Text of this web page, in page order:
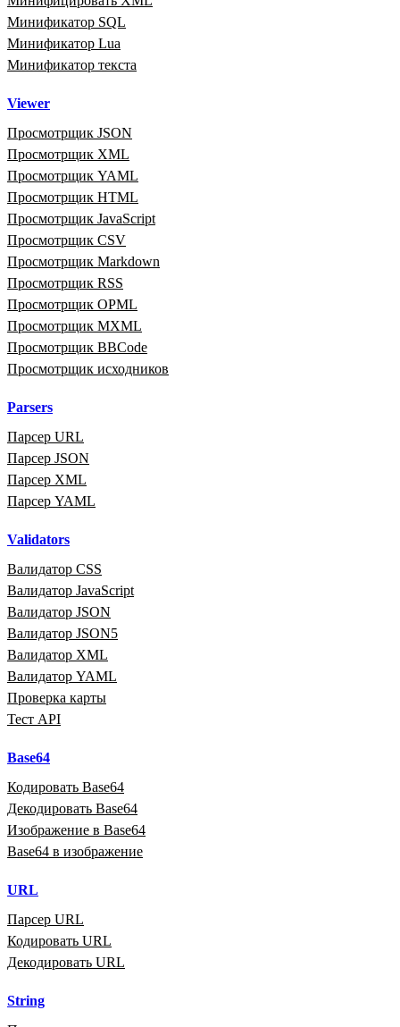
Минификатор SQL
Минификатор Lua
Минификатор текста
Viewer
Просмотрщик JSON
Просмотрщик XML
Просмотрщик YAML
Просмотрщик HTML
Просмотрщик JavaScript
Просмотрщик CSV
Просмотрщик Markdown
Просмотрщик RSS
Просмотрщик OPML
Просмотрщик MXML
Просмотрщик BBCode
Просмотрщик исходников
Parsers
Парсер URL
Парсер JSON
Парсер XML
Парсер YAML
Validators
Валидатор CSS
Валидатор JavaScript
Валидатор JSON
Валидатор JSON5
Валидатор XML
Валидатор YAML
Проверка карты
Тест API
Base64
Кодировать Base64
Декодировать Base64
Изображение в Base64
Base64 в изображение
URL
Парсер URL
Кодировать URL
Декодировать URL
String